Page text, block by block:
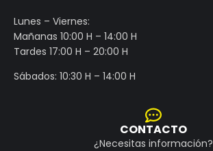
Lunes – Viernes:
Mañanas 10:00 H – 14:00 H
Tardes 17:00 H – 20:00 H
Sábados: 10:30 H – 14:00 H
CONTACTO
¿Necesitas información?